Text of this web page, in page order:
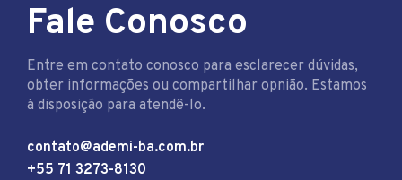
Fale Conosco
Entre em contato conosco para esclarecer dúvidas,
obter informações ou compartilhar opnião. Estamos
à disposição para atendê-lo.
contato@ademi-ba.com.br
+55 71 3273-8130